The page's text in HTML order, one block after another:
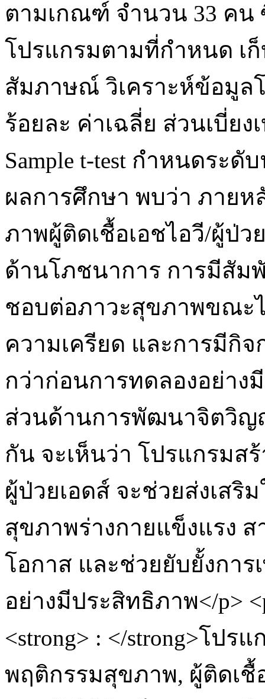
ตามเกณฑ์ จำนวน 33 คน
โปรแกรมตามที่กำหนด เ
สัมภาษณ์ วิเคราะห์ข้อมูล
ร้อยละ ค่าเฉลี่ย ส่วนเบี่ยง
Sample t-test กำหนดระ
ผลการศึกษา พบว่า ภายห
ภาพผู้ติดเชื้อเอชไอวี/ผู้ป่
ด้านโภชนาการ การมีสั
ชอบต่อภาวะสุขภาพขณะ
ความเครียด และการมีกิ
กว่าก่อนการทดลองอย่า
ส่วนด้านการพัฒนาจิตวิ
กัน จะเห็นว่า โปรแกรมส
ผู้ป่วยเอดส์ จะช่วยส่งเสริ
สุขภาพร่างกายแข็งแรง
โอกาส และช่วยยับยั้งการ
อย่างมีประสิทธิภาพ</p>
<strong> : </strong>โปร
พฤติกรรมสุขภาพ, ผู้ติดเชื้